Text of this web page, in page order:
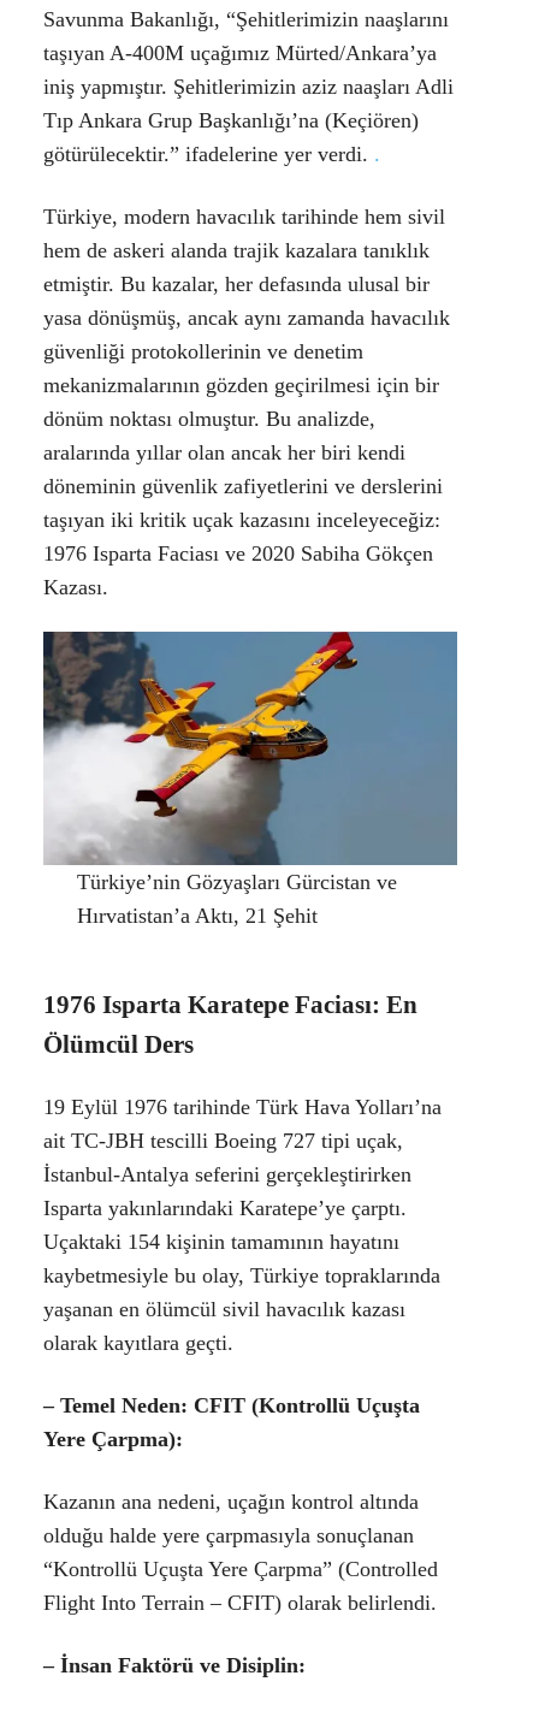
Savunma Bakanlığı, “Şehitlerimizin naaşlarını
taşıyan A-400M uçağımız Mürted/Ankara’ya
iniş yapmıştır. Şehitlerimizin aziz naaşları Adli
Tıp Ankara Grup Başkanlığı’na (Keçiören)
götürülecektir.” ifadelerine yer verdi. .
Türkiye, modern havacılık tarihinde hem sivil
hem de askeri alanda trajik kazalara tanıklık
etmiştir. Bu kazalar, her defasında ulusal bir
yasa dönüşmüş, ancak aynı zamanda havacılık
güvenliği protokollerinin ve denetim
mekanizmalarının gözden geçirilmesi için bir
dönüm noktası olmuştur. Bu analizde,
aralarında yıllar olan ancak her biri kendi
döneminin güvenlik zafiyetlerini ve derslerini
taşıyan iki kritik uçak kazasını inceleyeceğiz:
1976 Isparta Faciası ve 2020 Sabiha Gökçen
Kazası.
Türkiye’nin Gözyaşları Gürcistan ve
Hırvatistan’a Aktı, 21 Şehit
1976 Isparta Karatepe Faciası: En
Ölümcül Ders
19 Eylül 1976 tarihinde Türk Hava Yolları’na
ait TC-JBH tescilli Boeing 727 tipi uçak,
İstanbul-Antalya seferini gerçekleştirirken
Isparta yakınlarındaki Karatepe’ye çarptı.
Uçaktaki 154 kişinin tamamının hayatını
kaybetmesiyle bu olay, Türkiye topraklarında
yaşanan en ölümcül sivil havacılık kazası
olarak kayıtlara geçti.
– Temel Neden: CFIT (Kontrollü Uçuşta
Yere Çarpma):
Kazanın ana nedeni, uçağın kontrol altında
olduğu halde yere çarpmasıyla sonuçlanan
“Kontrollü Uçuşta Yere Çarpma” (Controlled
Flight Into Terrain – CFIT) olarak belirlendi.
– İnsan Faktörü ve Disiplin: